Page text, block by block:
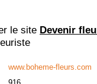
le site Devenir
www.boheme-fleurs.com